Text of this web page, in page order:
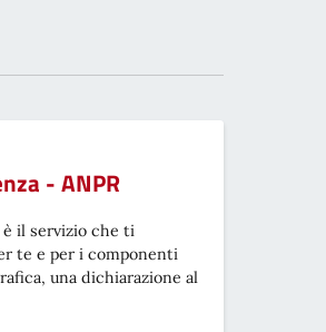
- ANPR
il servizio che ti
te e per i componenti
una dichiarazione al